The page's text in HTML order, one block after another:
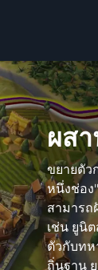
ผส
ขยายตัว
หนึ่งช่อ
สามารถ
เช่น ยูนิ
ตัวกับทห
ถิ่นฐาน